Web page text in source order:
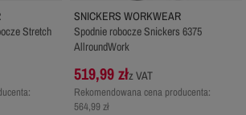
Stretch
SNICKERS WORKWEAR
Spodnie robocze Snickers 6375
AllroundWork
519,99 złz VAT
Rekomendowana cena producenta:
564,99 zł